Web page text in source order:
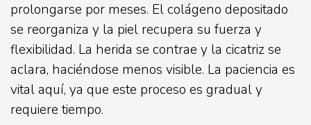
prolongarse por meses. El colágeno depositado
se reorganiza y la piel recupera su fuerza y
flexibilidad. La herida se contrae y la cicatriz se
aclara, haciéndose menos visible. La paciencia es
vital aquí, ya que este proceso es gradual y
requiere tiempo.